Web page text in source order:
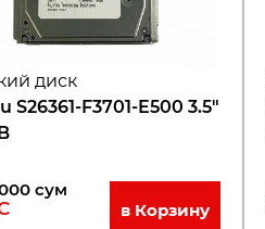
диск
S26361-F3701-E500 3.5"
сум
в Корзину